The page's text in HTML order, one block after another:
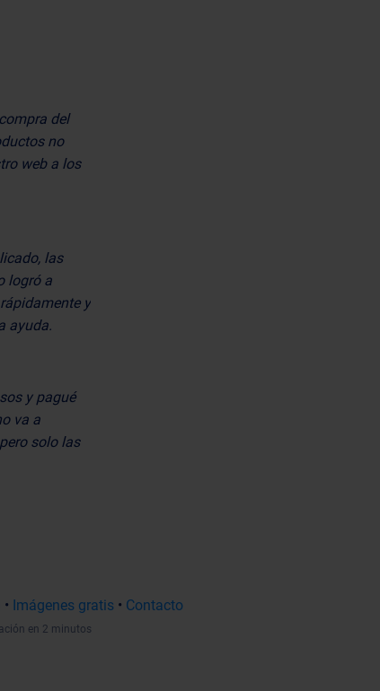
del
no
web a los
las
logró a
y
ayuda.
y pagué
va a
solo las
• Imágenes gratis • Contacto
en 2 minutos